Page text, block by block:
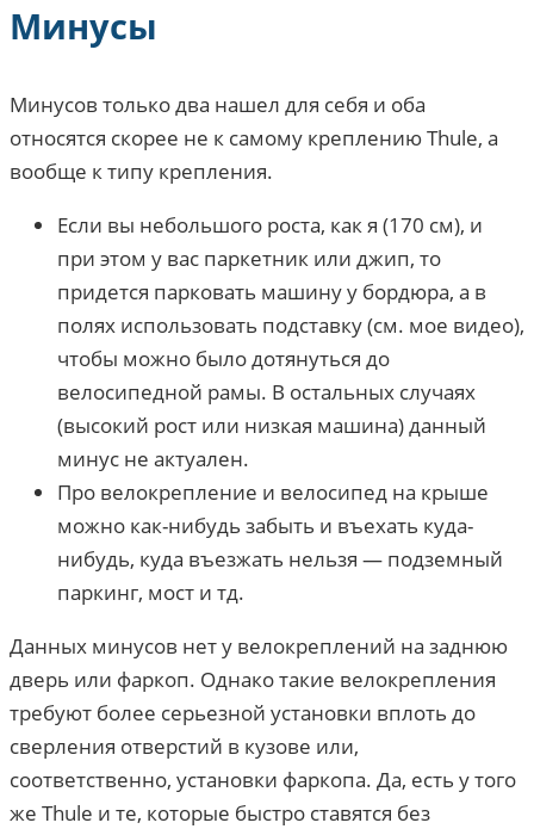
Минусы
Минусов только два нашел для себя и оба
относятся скорее не к самому креплению Thule, а
вообще к типу крепления.
Если вы небольшого роста, как я (170 см), и
при этом у вас паркетник или джип, то
придется парковать машину у бордюра, а в
полях использовать подставку (см. мое видео),
чтобы можно было дотянуться до
велосипедной рамы. В остальных случаях
(высокий рост или низкая машина) данный
минус не актуален.
Про велокрепление и велосипед на крыше
можно как-нибудь забыть и въехать куда-
нибудь, куда въезжать нельзя — подземный
паркинг, мост и тд.
Данных минусов нет у велокреплений на заднюю
дверь или фаркоп. Однако такие велокрепления
требуют более серьезной установки вплоть до
сверления отверстий в кузове или,
соответственно, установки фаркопа. Да, есть у того
же Thule и те, которые быстро ставятся без